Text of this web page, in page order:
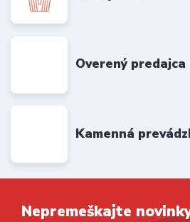
Overený
Kamenná
Nepremeškajte